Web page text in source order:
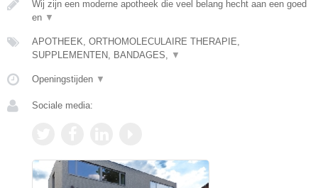
Wij zijn een moderne apotheek die veel belang hecht aan een goed
en ▼
APOTHEEK, ORTHOMOLECULAIRE THERAPIE,
SUPPLEMENTEN, BANDAGES,
▼
Openingstijden ▼
Sociale media: